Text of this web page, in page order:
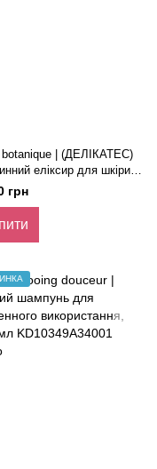
botanique | (ДЕЛІКАТЕС)
еліксир для шкіри
50 мл
грн